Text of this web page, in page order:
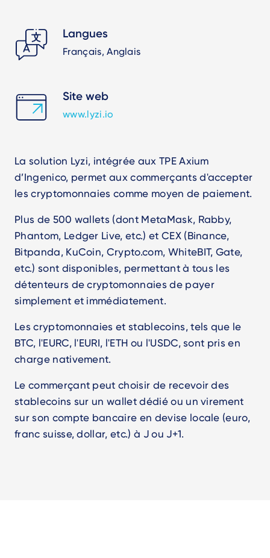
Langues
Français, Anglais
Site web
www.lyzi.io
La solution Lyzi, intégrée aux TPE Axium
d’Ingenico, permet aux commerçants d'accepter
les cryptomonnaies comme moyen de paiement.
Plus de 500 wallets (dont MetaMask, Rabby,
Phantom, Ledger Live, etc.) et CEX (Binance,
Bitpanda, KuCoin, Crypto.com, WhiteBIT, Gate,
etc.) sont disponibles, permettant à tous les
détenteurs de cryptomonnaies de payer
simplement et immédiatement.
Les cryptomonnaies et stablecoins, tels que le
BTC, l'EURC, l'EURI, l'ETH ou l'USDC, sont pris en
charge nativement.
Le commerçant peut choisir de recevoir des
stablecoins sur un wallet dédié ou un virement
sur son compte bancaire en devise locale (euro,
franc suisse, dollar, etc.) à J ou J+1.